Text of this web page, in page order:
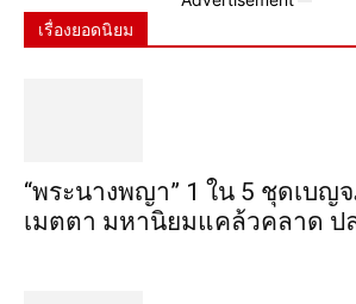
เรื่องยอดนิยม
“พระ​นาง​พญา” 1 ใน 5​ ชุดเบญ
เมตตา​ มหา​นิยม​แคล้วคลาด​ ป